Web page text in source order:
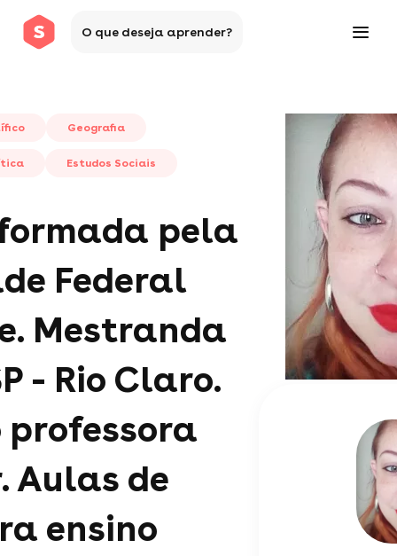
O que deseja aprender?
Geografia
Estudos Sociais
pela
Federal
Mestranda
- Rio Claro.
professora
de
ensino